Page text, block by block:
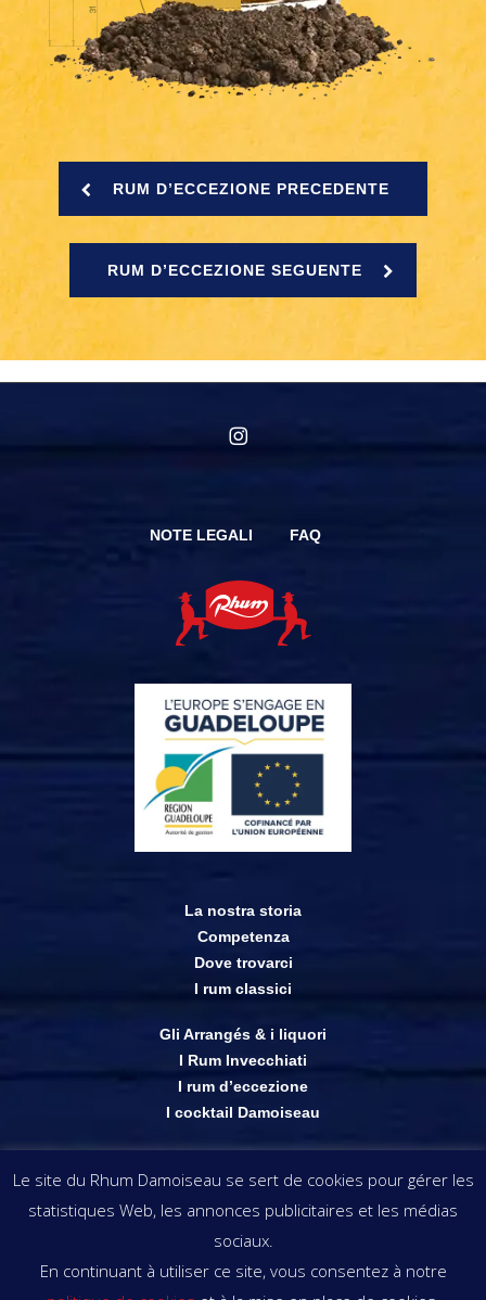
RUM D’ECCEZIONE PRECEDENTE
RUM D’ECCEZIONE SEGUENTE
NOTE LEGALI FAQ
La nostra storia
Competenza
Dove trovarci
I rum classici
Gli Arrangés & i liquori
I Rum Invecchiati
I rum d’eccezione
I cocktail Damoiseau
Punti vendita
Le immagini & le informazioni presenti su questo sito restano di proprietà di
Le site du Rhum Damoiseau se sert de cookies pour gérer les
statistiques Web, les annonces publicitaires et les médias
sociaux.
En continuant à utiliser ce site, vous consentez à notre